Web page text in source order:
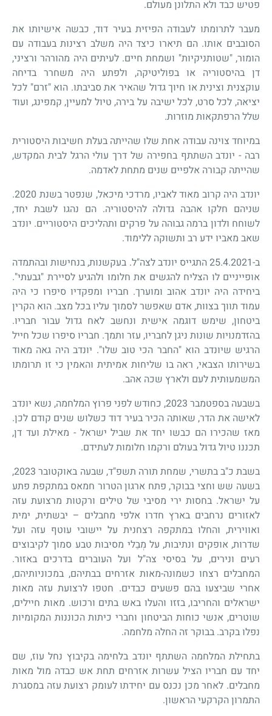
פטיש כבד ולא התלונן מעולם.
מעבר לתרומתו לעבודה הפיזית בעיר דוד, כבשה אישיותו את
הסובבים אותו. הם תיארו כיצד היה משלב רצינות בעבודה עם
הומור, "שטותניקיות" ושמחת חיים. לעיתים היה מהורהר ורציני,
דן בהיסטוריה או בפוליטיקה, ולפתע היה משחרר בדיחה
עוקצנית וצינית או חיוך גדול שהאיר את סביבתו. הוא "זרם" לכל
יציאה, לכל סרט, לכל ישיבה על בירה, טיול למעיין, קמפינג, ועוד
שלל הרפתקאות מוזרות.
במיוחד צוינה עבודה אחת שלו שהייתה בעלת חשיבות היסטורית
רבה - יונדב השתתף בחפירה של דרך עולי הרגל לבית המקדש,
שהייתה קבורה אלפיים שנים מתחת לאדמה.
יונדב היה קרוב מאוד לאביו, מרדכי מיכאל, שנפטר בשנת 2020.
שניהם חלקו אהבה גדולה להיסטוריה. הם נהגו לשבת יחד,
לשוחח ולדון ברמה גבוהה על פרקים ותהליכים היסטוריים. יונדב
שאב מאביו ידע רב ותשוקה ללימוד.
ב-25.4.2021 התגייס יונדב לצה"ל. בעקשנות, בנחישות ובהתמדה
אופייניים לו הצליח להגשים את חלומו ולהגיע לסיירת "גבעתי".
ביחידה היה יונדב אהוב ומוערך. חבריו ומפקדיו סיפרו כי היה
עמוד תווך בצוות, אדם שאפשר לסמוך עליו בכל מצב. הוא הקרין
ביטחון, שימש דוגמה אישית ונחשב לאח גדול עבור חבריו.
בהזדמנויות שונות ניגן לחבריו, עזר ותמך. חבריו סיפרו שכל חייל
הרגיש שיונדב הוא "החבר הכי טוב שלו". יונדב היה גאה מאוד
בשירותו הצבאי, ראה בו שליחות אמיתית והאמין כי זו תרומתו
המשמעותית לעם ולארץ שכה אהב.
בשבעה בספטמבר 2023, כחודש לפני פרוץ המלחמה, נשא יונדב
לאישה את הדר, שאותה הכיר בעיר דוד כשלוש שנים קודם לכן.
מאז שהכירו הם כבשו יחד את שביל ישראל - מאילת ועד דן,
תכננו טיול גדול בעולם ורקמו חלומות לעתידם.
בשבת כ"ב בתשרי, שמחת תורה תשפ"ד, שבעה באוקטובר 2023,
בשעה שש וחצי בבוקר, פתח ארגון הטרור חמאס במתקפת פתע
על ישראל. בחסות ירי מסיבי של טילים ורקטות מרצועת עזה
לאזורים נרחבים בארץ חדרו אלפי מחבלים – יבשתית, ימית
ואווירית, והחלו במתקפה רצחנית על יישובי עוטף עזה ועל
שדרות, אופקים ונתיבות, על מְבַלי מסיבות טבע סמוך לקיבוצים
רעים ונירים, על בסיסי צה"ל ועל העוברים בדרכים באזור.
המחבלים רצחו כשמונה-מאות אזרחים בבתיהם, במכוניותיהם,
אחרי שביצעו בהם פשעים כבדים. חטפו לרצועת עזה מאות
ישראלים והחריבו, בזזו והעלו באש בתים ורכוש. מאות חיילים,
שוטרים, אנשי כוחות הביטחון וחברי כיתות הכוננות המקומיות
נפלו בקרב. בבוקר זה החלה מלחמה.
בתחילת המלחמה השתתף יונדב בלחימה בקיבוץ נחל עוז, שם
יחד עם חבריו הציל עשרות אזרחים תחת אש כבדה מול מאות
מחבלים. לאחר מכן נכנס עם יחידתו לעומק רצועת עזה במסגרת
התמרון הקרקעי הראשון.